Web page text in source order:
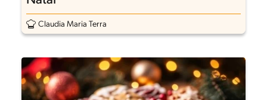
Claudia Maria Terra